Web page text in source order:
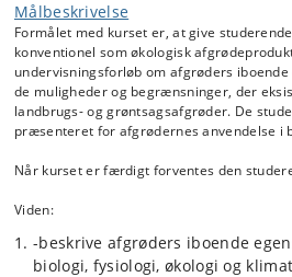
* Afgrødefysiologi og hvordan
enkelt-plante-fysiologi
* Afgrøders iboende
udvikling
* Forædling af nye sorter og
* Dyrkningskrav og forhold
* Samspil med naturlige
* Samspil med "menneskeskabte
* Anvendelse og kvalitet
Målbeskrivelse
Formålet med kurset er, at give
konventionel som økologisk
undervisningsforløb om afgrøders
de muligheder og begrænsninger, der
landbrugs- og grøntsagsafgrøder. De
præsenteret for afgrødernes anvendelse i
Når kurset er færdigt forventes den
Viden:
-beskrive afgrøders iboende
biologi, fysiologi, økologi og